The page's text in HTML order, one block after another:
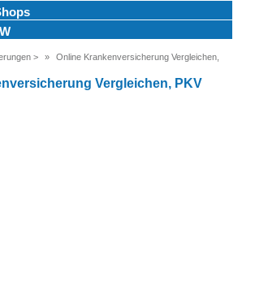
>
Online Krankenversicherung Vergleichen,
Vergleichen, PKV